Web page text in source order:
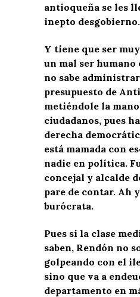
antioqueña se les
inepto desgobierno.
Y tiene que ser
un mal ser humano
no sabe
presupuesto de
metiéndole la
ciudadanos, pues
derecha
está mamada con
nadie en política.
concejal y alcalde
pare de contar. Ah
burócrata.
Pues si la clase
saben, Rendón no
golpeando con el
sino que va a
departamento en